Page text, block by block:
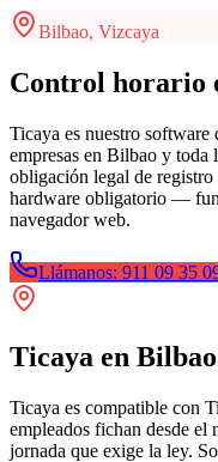
Bilbao, Vizcaya
Control horario
Ticaya es nuestro
empresas en Bilbao y
obligación legal de
hardware obligatorio —
navegador web.
Llámanos: 911 09 35
Ticaya en Bilbao
Ticaya es compatible con
empleados fichan desde el
jornada que exige la ley.